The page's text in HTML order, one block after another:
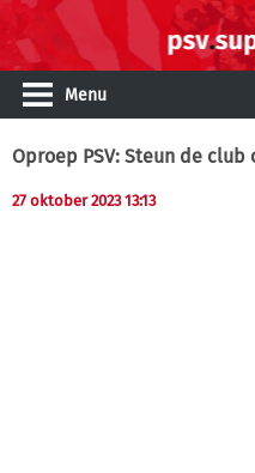
Menu
Oproep PSV: Steun de
27 oktober 2023 13:13